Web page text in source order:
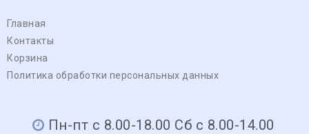
Главная
Контакты
Корзина
Политика обработки персональных данных
Пн-пт с 8.00-18.00 Сб с 8.00-14.00